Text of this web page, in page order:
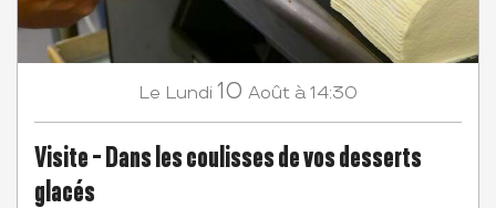
Le Lundi 10 Août à 14:30
Visite - Dans les coulisses de vos desserts
glacés